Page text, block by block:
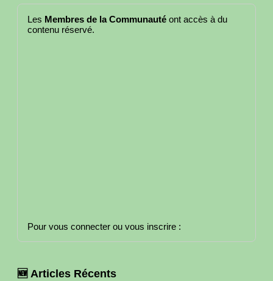
Les Membres de la Communauté ont accès à du
contenu réservé.
Pour vous connecter ou vous inscrire :
🆕 Articles Récents